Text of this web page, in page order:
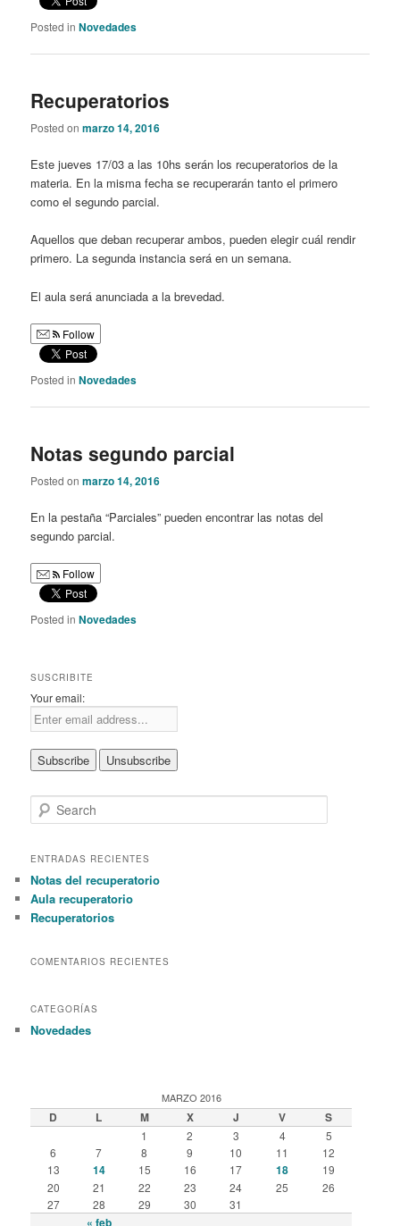
Posted in Novedades
Recuperatorios
Posted onmarzo 14, 2016
Este jueves 17/03 a las 10hs serán los recuperatorios de la
materia. En la misma fecha se recuperarán tanto el primero
como el segundo parcial.
Aquellos que deban recuperar ambos, pueden elegir cuál rendir
primero. La segunda instancia será en un semana.
El aula será anunciada a la brevedad.
Follow
Posted in Novedades
Notas segundo parcial
Posted onmarzo 14, 2016
En la pestaña “Parciales” pueden encontrar las notas del
segundo parcial.
Follow
Posted in Novedades
SUSCRIBITE
Your email:
e
r
h
ENTRADAS RECIENTES
Notas del recuperatorio
Aula recuperatorio
Recuperatorios
COMENTARIOS RECIENTES
CATEGORÍAS
Novedades
MARZO 2016
D L M X J V S
« feb
1 2 3 4
5
6
7 8 9 10 11
12
13
14 15 16 17 18
19
20
21 22 23 24 25
26
27
28 29 30 31